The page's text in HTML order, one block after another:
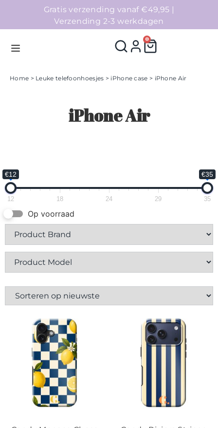
Gratis verzending vanaf €49,95 |
Verzending 2-3 werkdagen
0
Telefoonhoesjes
Sale
Collecties
Contact
Home > Leuke telefoonhoesjes > iPhone case > iPhone Air
iPhone Air
€12 €35
12 18 24 29 35
Op voorraad